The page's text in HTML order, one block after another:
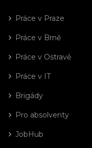
Práce v Praze
Práce v Brně
Práce v Ostravě
Práce v IT
Brigády
Pro absolventy
JobHub